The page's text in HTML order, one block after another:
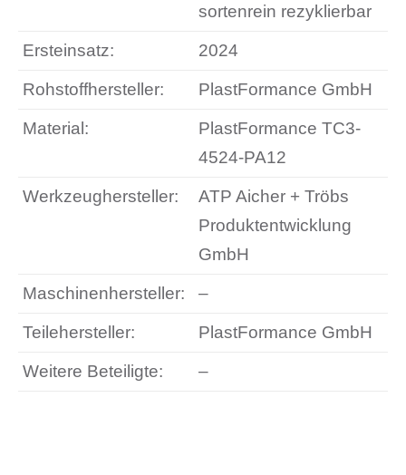
sortenrein rezyklierbar
Ersteinsatz: 2024
Rohstoffhersteller: PlastFormance GmbH
Material:
PlastFormance TC3-
4524-PA12
Werkzeughersteller:
ATP Aicher + Tröbs
Produktentwicklung
GmbH
Maschinenhersteller: –
Teilehersteller: PlastFormance GmbH
Weitere Beteiligte: –